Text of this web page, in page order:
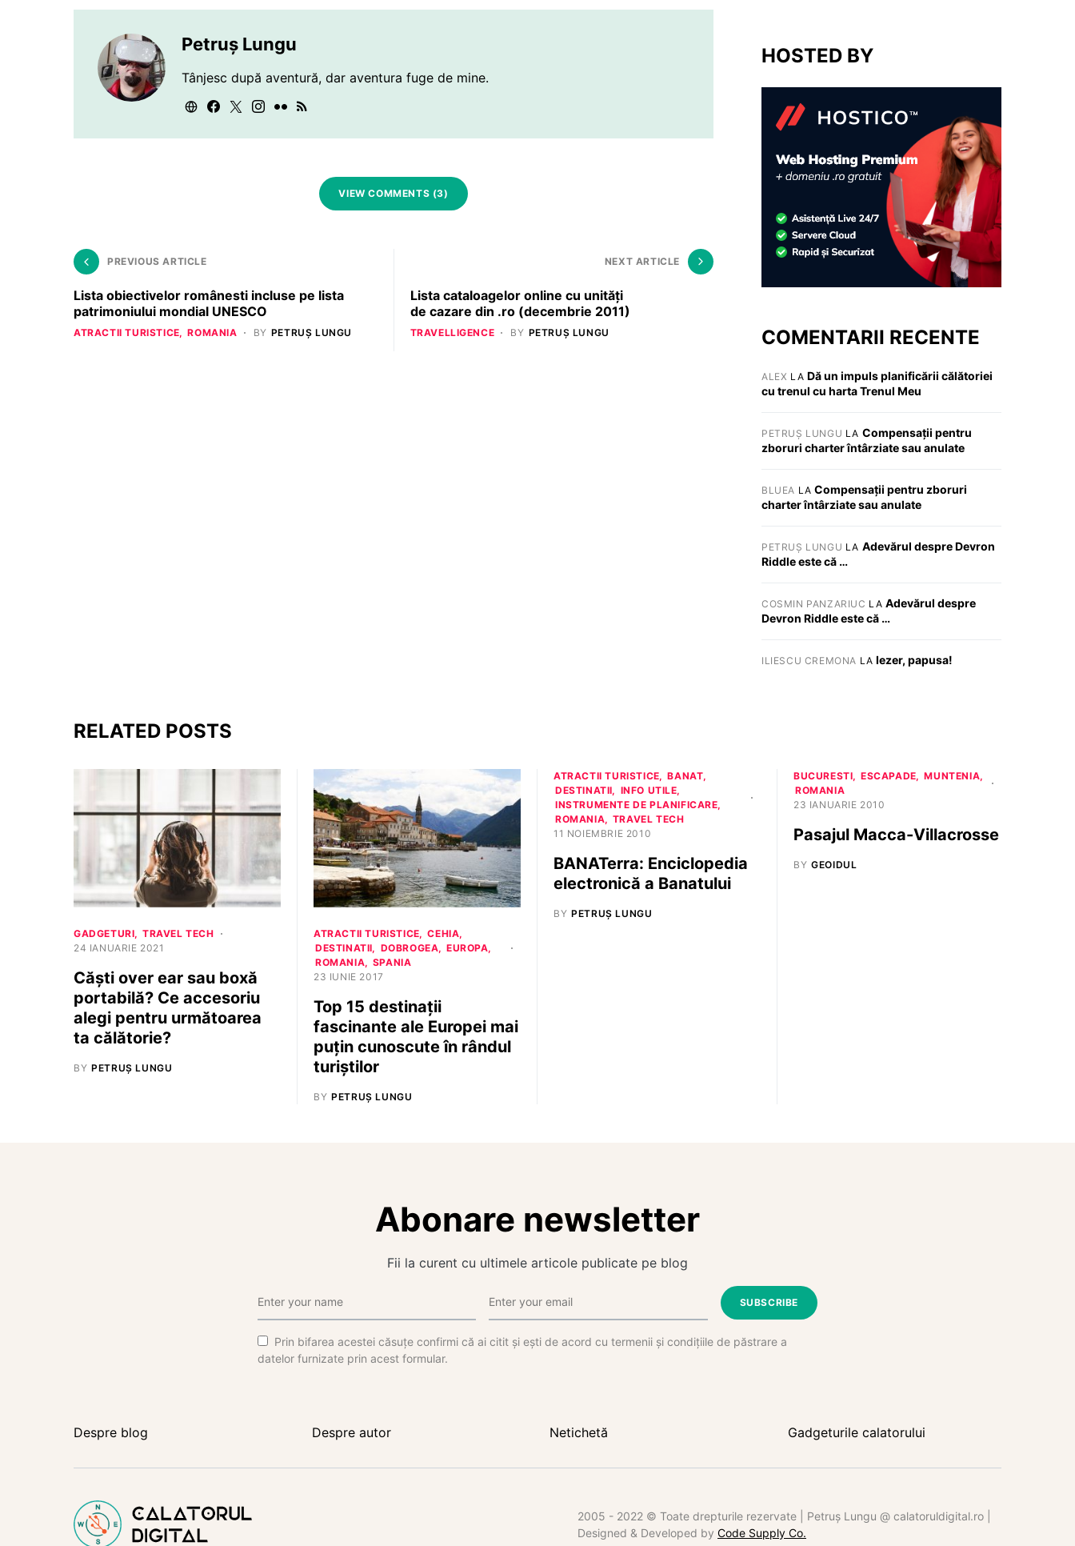
Petruș Lungu
Tânjesc după aventură, dar aventura fuge de mine.
VIEW COMMENTS (3)
PREVIOUS ARTICLE
Lista obiectivelor românesti incluse pe lista
patrimoniului mondial UNESCO
ATRACTII TURISTICE ROMANIA BY PETRUȘ LUNGU
NEXT ARTICLE
Lista cataloagelor online cu unități
de cazare din .ro (decembrie 2011)
TRAVELLIGENCE BY PETRUȘ LUNGU
HOSTED BY
COMENTARII RECENTE
ALEX LA Dă un impuls planificării călătoriei
cu trenul cu harta Trenul Meu
PETRUȘ LUNGU LA Compensații pentru
zboruri charter întârziate sau anulate
BLUEA LACompensații pentru zboruri
charter întârziate sau anulate
PETRUȘ LUNGU LA Adevărul despre Devron
Riddle este că …
COSMIN PANZARIUC LA Adevărul despre
Devron Riddle este că …
ILIESCU CREMONA LA Iezer, papusa!
RELATED POSTS
GADGETURI
TRAVEL TECH
24 IANUARIE 2021
Căști over ear sau boxă
portabilă? Ce accesoriu
alegi pentru următoarea
ta călătorie?
BY PETRUȘ LUNGU
ATRACTII TURISTICE
CEHIA
DESTINATII
DOBROGEA
EUROPA
ROMANIA
SPANIA
23 IUNIE 2017
Top 15 destinații
fascinante ale Europei mai
puțin cunoscute în rândul
turiștilor
BY PETRUȘ LUNGU
ATRACTII TURISTICE
BANAT
DESTINATII
INFO UTILE
INSTRUMENTE DE PLANIFICARE
ROMANIA
TRAVEL TECH
11 NOIEMBRIE 2010
BANATerra: Enciclopedia
electronică a Banatului
BY PETRUȘ LUNGU
BUCURESTI ESCAPADE
MUNTENIA
ROMANIA
23 IANUARIE 2010
Pasajul Macca-Villacrosse
BY GEOIDUL
Abonare newsletter
Fii la curent cu ultimele articole publicate pe blog
SUBSCRIBE
Prin bifarea acestei căsuțe confirmi că ai citit și ești de acord cu termenii și condițiile de păstrare a
datelor furnizate prin acest formular.
Despre blog Despre autor Netichetă Gadgeturile calatorului
2005 - 2022 © Toate drepturile rezervate | Petruș Lungu @ calatoruldigital.ro |
Designed & Developed by Code Supply Co.